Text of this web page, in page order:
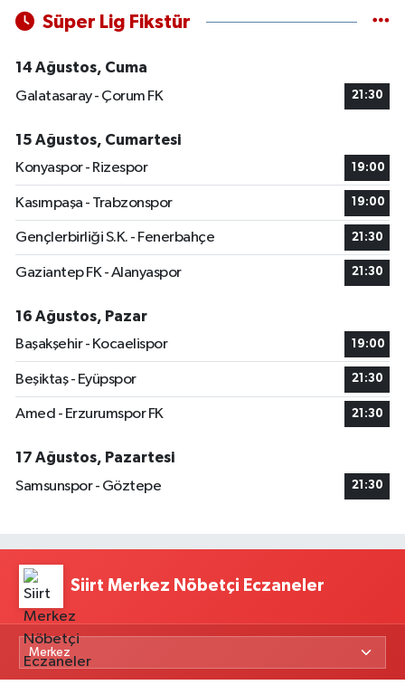
Süper Lig Fikstür
14 Ağustos, Cuma
Galatasaray - Çorum FK
21:30
15 Ağustos, Cumartesi
Konyaspor - Rizespor
19:00
Kasımpaşa - Trabzonspor 19:00
Gençlerbirliği S.K. - Fenerbahçe 21:30
Gaziantep FK - Alanyaspor 21:30
16 Ağustos, Pazar
Başakşehir - Kocaelispor
19:00
Beşiktaş - Eyüpspor 21:30
Amed - Erzurumspor FK 21:30
17 Ağustos, Pazartesi
Samsunspor - Göztepe
21:30
Siirt Merkez Nöbetçi Eczaneler